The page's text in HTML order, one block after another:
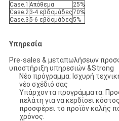
Case.1 Απόθεμα
25%
Case.23-4 εβδομάδες70%
Case.35-6 εβδομάδες5%
Υπηρεσία
Pre-sales & μεταπωλήσεων
υποστήριξη υπηρεσιών &Strong
Νέο πρόγραμμα: Ισχυρή
νέο σχέδιό σας
Υπάρχοντα προγράμματα:
πελάτη για να κερδίσει
προσφέρει το προϊόν καλής
χρόνος.